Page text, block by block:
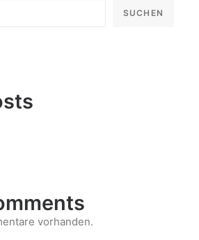
SUCHEN
vorhanden.